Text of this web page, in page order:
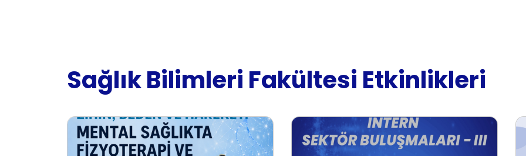
Sağlık Bilimleri Fakültesi Etkinlikleri